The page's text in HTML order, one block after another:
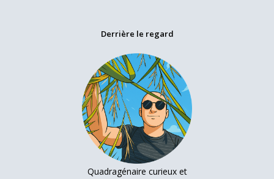
Derrière le regard
Quadragénaire curieux et